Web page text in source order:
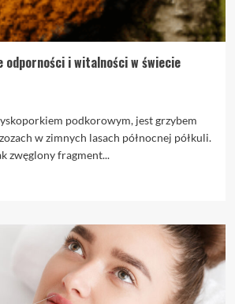
odporności i witalności w świecie
podkorowym, jest grzybem
w zimnych lasach północnej półkuli.
zwęglony fragment...